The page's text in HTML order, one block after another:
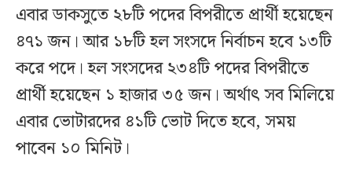
এবার ডাকসুতে ২৮টি পদের বিপরীতে প্রার্থী হয়েছেন
৪৭১ জন। আর ১৮টি হল সংসদে নির্বাচন হবে ১৩টি
করে পদে। হল সংসদের ২৩৪টি পদের বিপরীতে
প্রার্থী হয়েছেন ১ হাজার ৩৫ জন। অর্থাৎ সব মিলিয়ে
এবার ভোটারদের ৪১টি ভোট দিতে হবে, সময়
পাবেন ১০ মিনিট।